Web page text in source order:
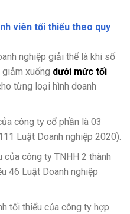
viên tối thiểu theo quy
nghiệp giải thể là khi số
xuống dưới mức tối
từng loại hình doanh
công ty cổ phần là 03
Luật Doanh nghiệp 2020).
công ty TNHH 2 thành
46 Luật Doanh nghiệp
tối thiểu của công ty hợp